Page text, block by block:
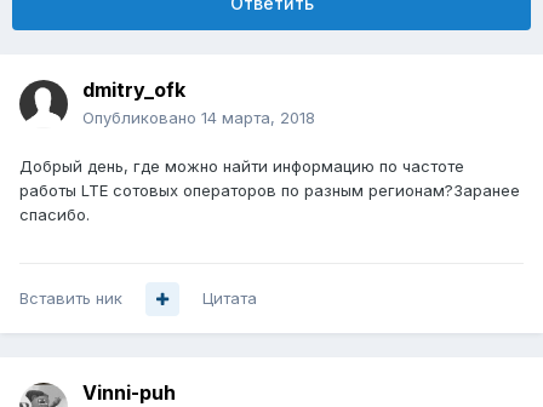
dmitry_ofk
Опубликовано 14 марта, 2018
Добрый день, где можно найти информацию по частоте
работы LTE сотовых операторов по разным регионам?Заранее
спасибо.
Вставить ник Цитата
Vinni-puh